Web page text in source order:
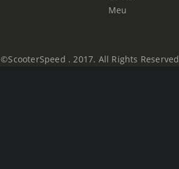
Meu
©ScooterSpeed . 2017. All Rights Reserved